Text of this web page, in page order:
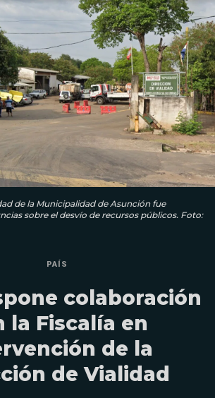
de la Municipalidad de Asunción fue
sobre el desvío de recursos públicos. Foto:
PAÍS
colaboración
la Fiscalía en
de la
de Vialidad